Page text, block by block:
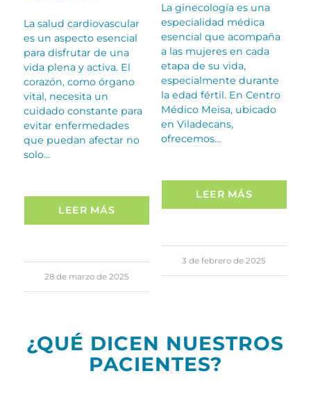
La salud cardiovascular
es un aspecto esencial
para disfrutar de una
vida plena y activa. El
corazón, como órgano
vital, necesita un
cuidado constante para
evitar enfermedades
que puedan afectar no
solo…
LEER MÁS
28 de marzo de 2025
La ginecología es una
especialidad médica
esencial que acompaña
a las mujeres en cada
etapa de su vida,
especialmente durante
la edad fértil. En Centro
Médico Meisa, ubicado
en Viladecans,
ofrecemos…
LEER MÁS
3 de febrero de 2025
¿QUÉ DICEN NUESTROS
PACIENTES?